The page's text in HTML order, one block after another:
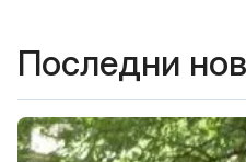
Последни